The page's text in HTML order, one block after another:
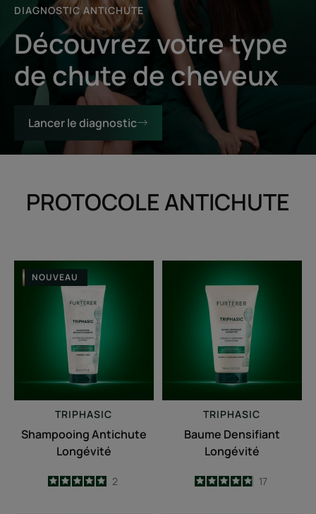
DIAGNOSTIC ANTICHUTE
Découvrez votre type
de chute de cheveux
Lancer le diagnostic
PROTOCOLE ANTICHUTE
Shampooing
Antichute
Longévité
NOUVEAU
TRIPHASIC
Shampooing Antichute
Longévité
5
/5
2
Densifiant
Longévité
TRIPHASIC
Baume Densifiant
Longévité
4.9
/5
17